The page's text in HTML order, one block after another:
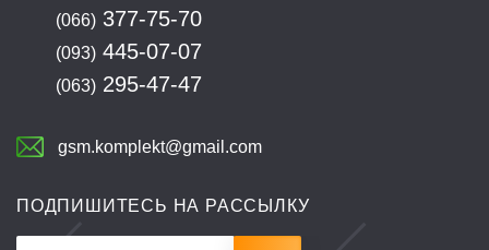
(066) 377-75-70
(093) 445-07-07
(063) 295-47-47
gsm.komplekt@gmail.com
ПОДПИШИТЕСЬ НА РАССЫЛКУ